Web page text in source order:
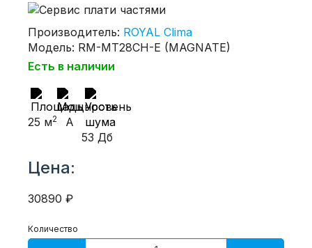
Производитель: ROYAL Clima
Модель: RM-MT28CH-E (MAGNATE)
Есть в наличии
25 м2
A
53 Дб
Цена:
30890 ₽
Количество